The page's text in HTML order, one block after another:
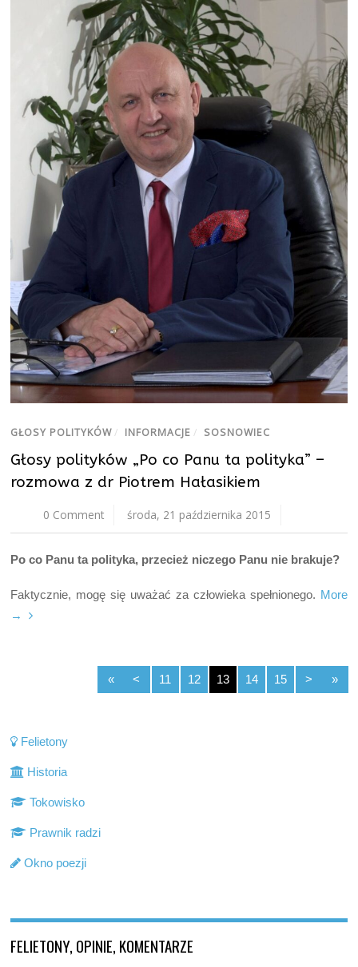
GŁOSY POLITYKÓW / INFORMACJE / SOSNOWIEC
Głosy polityków „Po co Panu ta polityka” –
rozmowa z dr Piotrem Hałasikiem
0 Comment środa, 21 października 2015
Po co Panu ta polityka, przecież niczego Panu nie brakuje?
Faktycznie, mogę się uważać za człowieka spełnionego. More
→
« < 11 12 13 14 15 > »
Felietony
Historia
Tokowisko
Prawnik radzi
Okno poezji
FELIETONY, OPINIE, KOMENTARZE